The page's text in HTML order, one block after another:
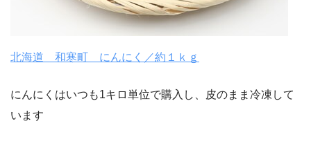
北海道 和寒町 にんにく／約１ｋｇ
にんにくはいつも1キロ単位で購入し、皮のまま冷凍して
います